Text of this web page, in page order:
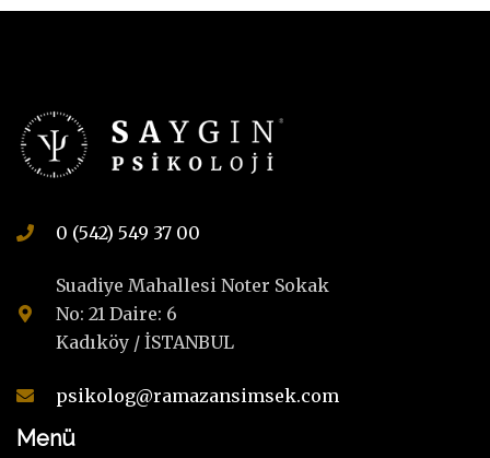
0 (542) 549 37 00
Suadiye Mahallesi Noter Sokak
No: 21 Daire: 6
Kadıköy / İSTANBUL
psikolog@ramazansimsek.com
Menü